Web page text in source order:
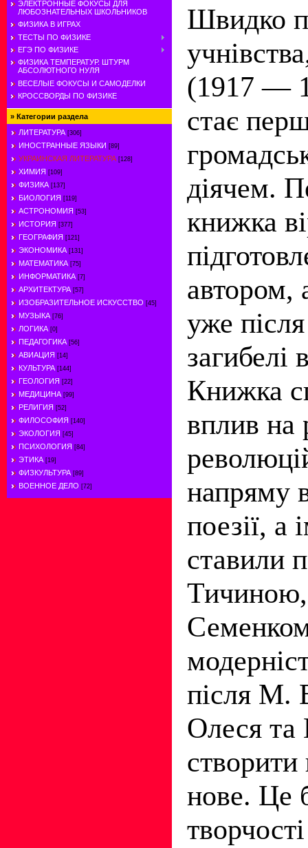
ЭЛЕКТРОННЫЕ ФОКУСЫ ДЛЯ
ЛЮБОЗНАТЕЛЬНЫХ ШКОЛЬНИКОВ
ФИЗИКА В ИГРАХ
ТЕСТЫ ПО ФИЗИКЕ
ЕГЭ ПО ФИЗИКЕ
ФИЗИКА ТЕМПЕРАТУР. ШТУРМ
АБСОЛЮТНОГО НУЛЯ
ВЕСЕЛЫЕ ФОКУСЫ И САМОДЕЛКИ
КРОССВОРДЫ ПО ФИЗИКЕ
» Категории раздела
ЛИТЕРАТУРА [306]
ИНОСТРАННЫЕ ЯЗЫКИ [89]
УКРАИНСКАЯ ЛИТЕРАТУРА [128]
ХИМИЯ [109]
ФИЗИКА [137]
БИОЛОГИЯ [119]
АСТРОНОМИЯ [53]
ИСТОРИЯ [377]
ГЕОГРАФИЯ [121]
ЭКОНОМИКА [131]
МАТЕМАТИКА [75]
ИНФОРМАТИКА [7]
АРХИТЕКТУРА [57]
ИЗОБРАЗИТЕЛЬНОЕ ИСКУССТВО [45]
МУЗЫКА [76]
ЛОГИКА [0]
ПЕДАГОГИКА [56]
АВИАЦИЯ [14]
КУЛЬТУРА [144]
ГЕОЛОГИЯ [22]
МЕДИЦИНА [99]
РЕЛИГИЯ [52]
ФИЛОСОФИЯ [140]
ЭКОЛОГИЯ [45]
ПСИХОЛОГИЯ [84]
ЭТИКА [19]
ФИЗКУЛЬТУРА [89]
ВОЕННОЕ ДЕЛО [72]
Швидко
(1917 —
стає
діячем.
книжка
автором,
уже
загибелі
Книжка
вплив на
напряму
поезії, а
ставили
після М.
Олеся та
нове. Це